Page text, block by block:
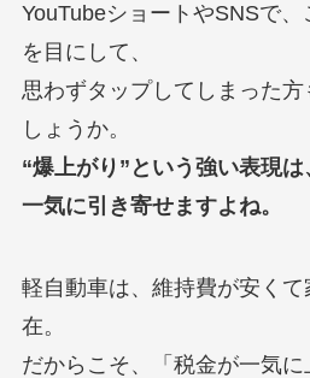
YouTubeショートやSNSで
を目にして、
思わずタップしてしまった
しょうか。
“爆上がり”という強い表現
一気に引き寄せますよね。
軽自動車は、維持費が安く
在。
だからこそ、「税金が一気に